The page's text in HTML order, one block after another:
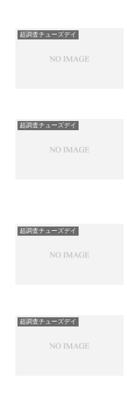
超調査チューズデイ
超調査チューズデイ
超調査チューズデイ
超調査チューズデイ